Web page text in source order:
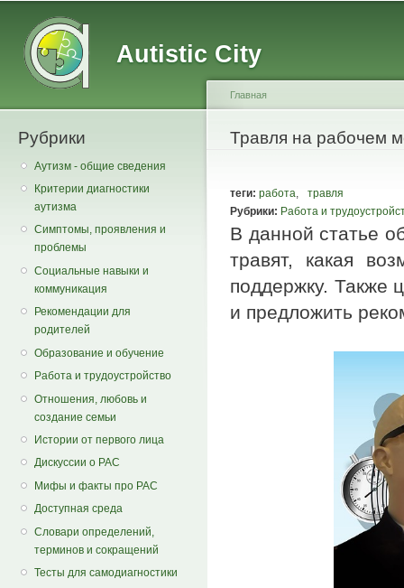
Autistic City
Рубрики
Аутизм - общие сведения
Критерии диагностики
аутизма
Симптомы, проявления и
проблемы
Социальные навыки и
коммуникация
Рекомендации для
родителей
Образование и обучение
Работа и трудоустройство
Отношения, любовь и
создание семьи
Истории от первого лица
Дискуссии о РАС
Мифы и факты про РАС
Доступная среда
Словари определений,
терминов и сокращений
Тесты для самодиагностики
You are here
Главная
Травля на рабочем
теги: работа
травля
Рубрики: Работа и
В данной статье
травят, какая
поддержку. Также
и предложить